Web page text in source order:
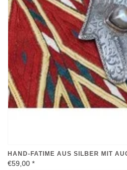
HAND-FATIME AUS SILBER MIT
€59,00 *